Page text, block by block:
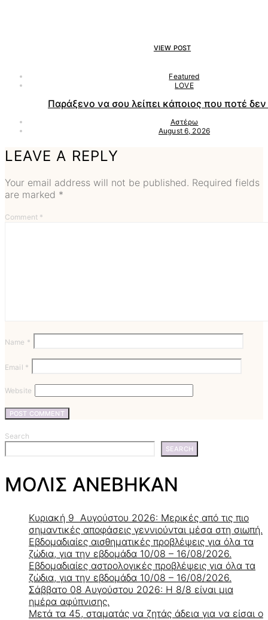
VIEW POST
Featured
LOVE
Παράξενο να σου λείπει κάποιος που ποτέ δεν
Αστέρω
August 6, 2026
LEAVE A REPLY
Your email address will not be published. Required fields
are marked *
Comment *
Name *
Email *
Website
Search
SEARCH
ΜΟΛΙΣ ΑΝΕΒΗΚΑΝ
Κυριακή 9 Αυγούστου 2026: Μερικές από τις πιο
σημαντικές αποφάσεις γεννιούνται μέσα στη σιωπή.
Εβδομαδιαίες αισθηματικές προβλέψεις για όλα τα
ζώδια, για την εβδομάδα 10/08 – 16/08/2026.
Εβδομαδιαίες αστρολογικές προβλέψεις για όλα τα
ζώδια, για την εβδομάδα 10/08 – 16/08/2026.
Σάββατο 08 Αυγούστου 2026: Η 8/8 είναι μια
ημέρα αφύπνισης.
Μετά τα 45, σταματάς να ζητάς άδεια για να είσαι ο